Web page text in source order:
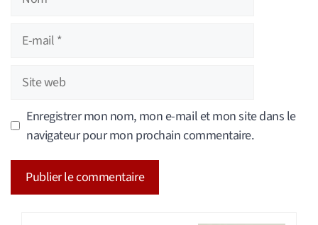
Site
web
Enregistrer mon nom, mon e-mail et mon site dans le
navigateur pour mon prochain commentaire.